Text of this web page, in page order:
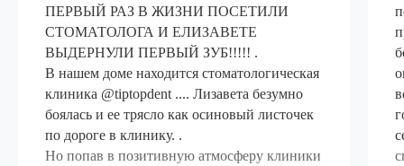
ПЕРВЫЙ РАЗ В ЖИЗНИ ПОСЕТИЛИ
СТОМАТОЛОГА И ЕЛИЗАВЕТЕ
ВЫДЕРНУЛИ ПЕРВЫЙ ЗУБ!!!!! .
В нашем доме находится стоматологическая
клиника @tiptopdent .... Лизавета безумно
боялась и ее трясло как осиновый листочек
по дороге в клинику. .
Но попав в позитивную атмосферу клиники